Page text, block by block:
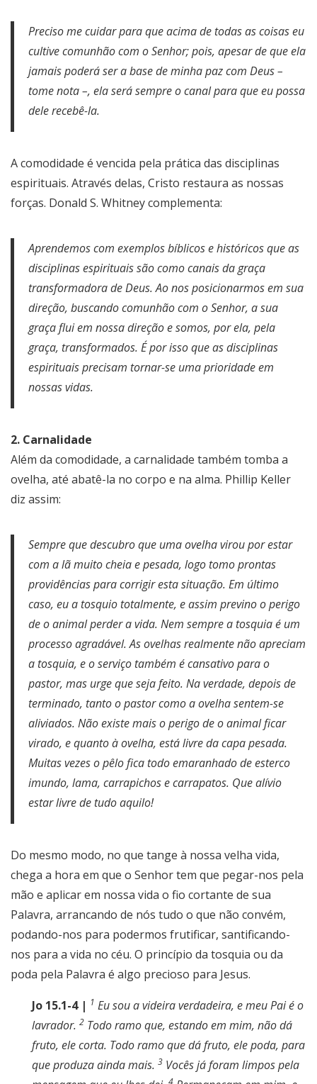
Preciso me cuidar para que acima de todas as coisas eu
cultive comunhão com o Senhor; pois, apesar de que ela
jamais poderá ser a base de minha paz com Deus –
tome nota –, ela será sempre o canal para que eu possa
dele recebê-la.
A comodidade é vencida pela prática das disciplinas
espirituais. Através delas, Cristo restaura as nossas
forças. Donald S. Whitney complementa:
Aprendemos com exemplos bíblicos e históricos que as
disciplinas espirituais são como canais da graça
transformadora de Deus. Ao nos posicionarmos em sua
direção, buscando comunhão com o Senhor, a sua
graça flui em nossa direção e somos, por ela, pela
graça, transformados. É por isso que as disciplinas
espirituais precisam tornar-se uma prioridade em
nossas vidas.
2. Carnalidade
Além da comodidade, a carnalidade também tomba a
ovelha, até abatê-la no corpo e na alma. Phillip Keller
diz assim:
Sempre que descubro que uma ovelha virou por estar
com a lã muito cheia e pesada, logo tomo prontas
providências para corrigir esta situação. Em último
caso, eu a tosquio totalmente, e assim previno o perigo
de o animal perder a vida. Nem sempre a tosquia é um
processo agradável. As ovelhas realmente não apreciam
a tosquia, e o serviço também é cansativo para o
pastor, mas urge que seja feito. Na verdade, depois de
terminado, tanto o pastor como a ovelha sentem-se
aliviados. Não existe mais o perigo de o animal ficar
virado, e quanto à ovelha, está livre da capa pesada.
Muitas vezes o pêlo fica todo emaranhado de esterco
imundo, lama, carrapichos e carrapatos. Que alívio
estar livre de tudo aquilo!
Do mesmo modo, no que tange à nossa velha vida,
chega a hora em que o Senhor tem que pegar-nos pela
mão e aplicar em nossa vida o fio cortante de sua
Palavra, arrancando de nós tudo o que não convém,
podando-nos para podermos frutificar, santificando-
nos para a vida no céu. O princípio da tosquia ou da
poda pela Palavra é algo precioso para Jesus.
Jo 15.1-4 | 1 Eu sou a videira verdadeira, e meu Pai é o
lavrador. 2 Todo ramo que, estando em mim, não dá
fruto, ele corta. Todo ramo que dá fruto, ele poda, para
que produza ainda mais. 3 Vocês já foram limpos pela